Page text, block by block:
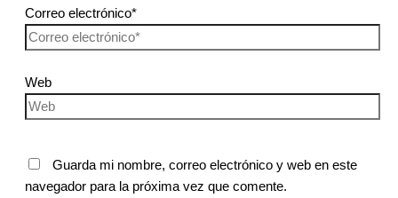
Correo electrónico*
Web
Guarda mi nombre, correo electrónico y web en este
navegador para la próxima vez que comente.